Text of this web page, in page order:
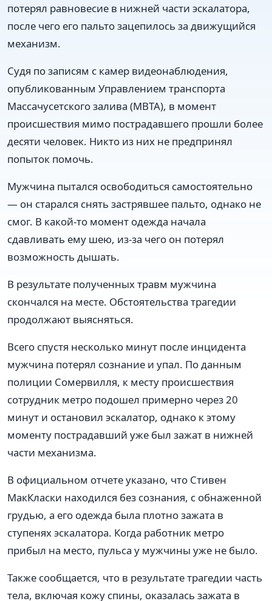
потерял равновесие в нижней части эскалатора,
после чего его пальто зацепилось за движущийся
механизм.
Судя по записям с камер видеонаблюдения,
опубликованным Управлением транспорта
Массачусетского залива (MBTA), в момент
происшествия мимо пострадавшего прошли более
десяти человек. Никто из них не предпринял
попыток помочь.
Мужчина пытался освободиться самостоятельно
— он старался снять застрявшее пальто, однако не
смог. В какой-то момент одежда начала
сдавливать ему шею, из-за чего он потерял
возможность дышать.
В результате полученных травм мужчина
скончался на месте. Обстоятельства трагедии
продолжают выясняться.
Всего спустя несколько минут после инцидента
мужчина потерял сознание и упал. По данным
полиции Сомервилля, к месту происшествия
сотрудник метро подошел примерно через 20
минут и остановил эскалатор, однако к этому
моменту пострадавший уже был зажат в нижней
части механизма.
В официальном отчете указано, что Стивен
МакКласки находился без сознания, с обнаженной
грудью, а его одежда была плотно зажата в
ступенях эскалатора. Когда работник метро
прибыл на место, пульса у мужчины уже не было.
Также сообщается, что в результате трагедии часть
тела, включая кожу спины, оказалась зажата в